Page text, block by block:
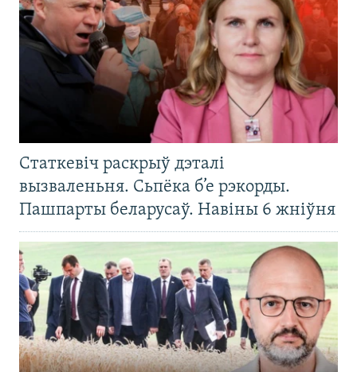
Статкевіч раскрыў дэталі
вызваленьня. Сьпёка б’е рэкорды.
Пашпарты беларусаў. Навіны 6 жніўня